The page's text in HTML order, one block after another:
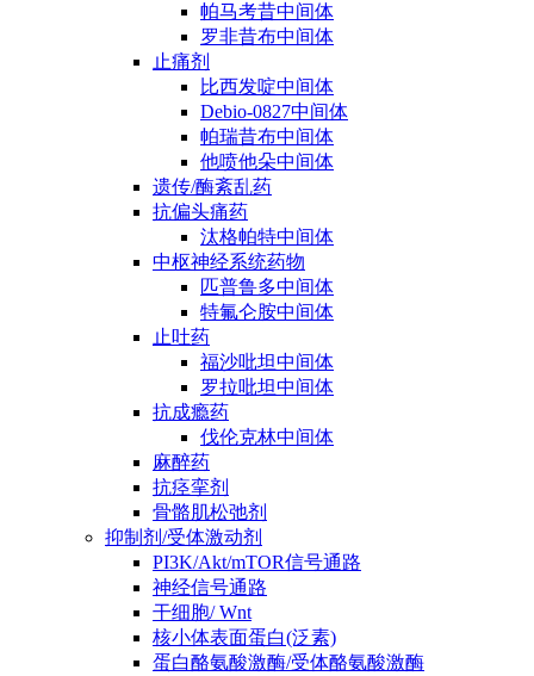
帕马考昔中间体
罗非昔布中间体
止痛剂
比西发啶中间体
Debio-0827中间体
帕瑞昔布中间体
他喷他朵中间体
遗传/酶紊乱药
抗偏头痛药
汰格帕特中间体
中枢神经系统药物
匹普鲁多中间体
特氟仑胺中间体
止吐药
福沙吡坦中间体
罗拉吡坦中间体
抗成瘾药
伐伦克林中间体
麻醉药
抗痉挛剂
骨骼肌松弛剂
抑制剂/受体激动剂
PI3K/Akt/mTOR信号通路
神经信号通路
干细胞/ Wnt
核小体表面蛋白(泛素)
蛋白酪氨酸激酶/受体酪氨酸激酶